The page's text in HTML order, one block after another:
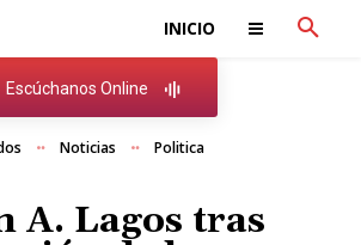
INICIO
Escúchanos Online
Noticias Politica
A. Lagos tras